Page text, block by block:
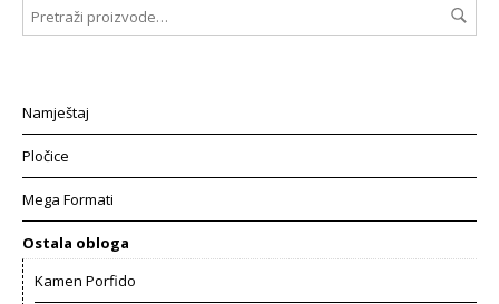
Namještaj
Pločice
Mega Formati
Ostala obloga
Kamen Porfido